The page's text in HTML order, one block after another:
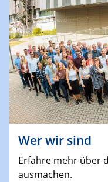
Wer wir sind
Erfahre mehr über
ausmachen.